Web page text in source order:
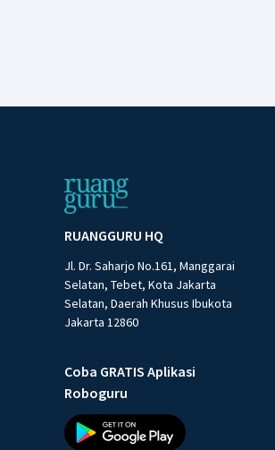
RUANGGURU HQ
Jl. Dr. Saharjo No.161, Manggarai
Selatan, Tebet, Kota Jakarta
Selatan, Daerah Khusus Ibukota
Jakarta 12860
Coba GRATIS Aplikasi
Roboguru